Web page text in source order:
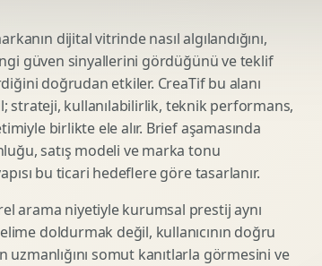
Kreatifleri
Influencer Kampanya Tasarimi
Gorseli
3D Urun Modelleme
Mimari 3D Gorsellestirme
Endustriyel Modelleme
Low Poly Modelleme
High Poly Modelleme
dijital vitrinde nasıl algılandığını,
güven sinyallerini gördüğünü ve teklif
doğrudan etkiler. CreaTif bu alanı
strateji, kullanılabilirlik, teknik performans,
birlikte ele alır. Brief aşamasında
satış modeli ve marka tonu
bu ticari hedeflere göre tasarlanır.
arama niyetiyle kurumsal prestij aynı
doldurmak değil, kullanıcının doğru
uzmanlığını somut kanıtlarla görmesini ve